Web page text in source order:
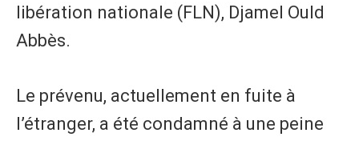
libération nationale (FLN), Djamel Ould
Abbès.
Le prévenu, actuellement en fuite à
l’étranger, a été condamné à une peine